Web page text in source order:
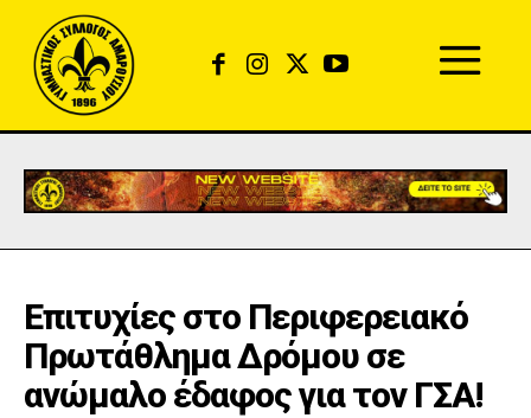
Επιτυχίες στο Περιφερειακό
Πρωτάθλημα Δρόμου σε
ανώμαλο έδαφος για τον ΓΣΑ!